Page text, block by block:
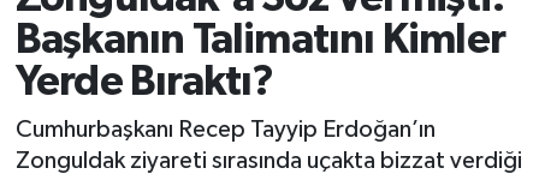
Başkanın Talimatını Kimler
Yerde Bıraktı?
Cumhurbaşkanı Recep Tayyip Erdoğan’ın
Zonguldak ziyareti sırasında uçakta bizzat verdiği
BARTIN
BOLU
ÇAYCUMA
Son Dakika Haberleri
Haber Arşivi